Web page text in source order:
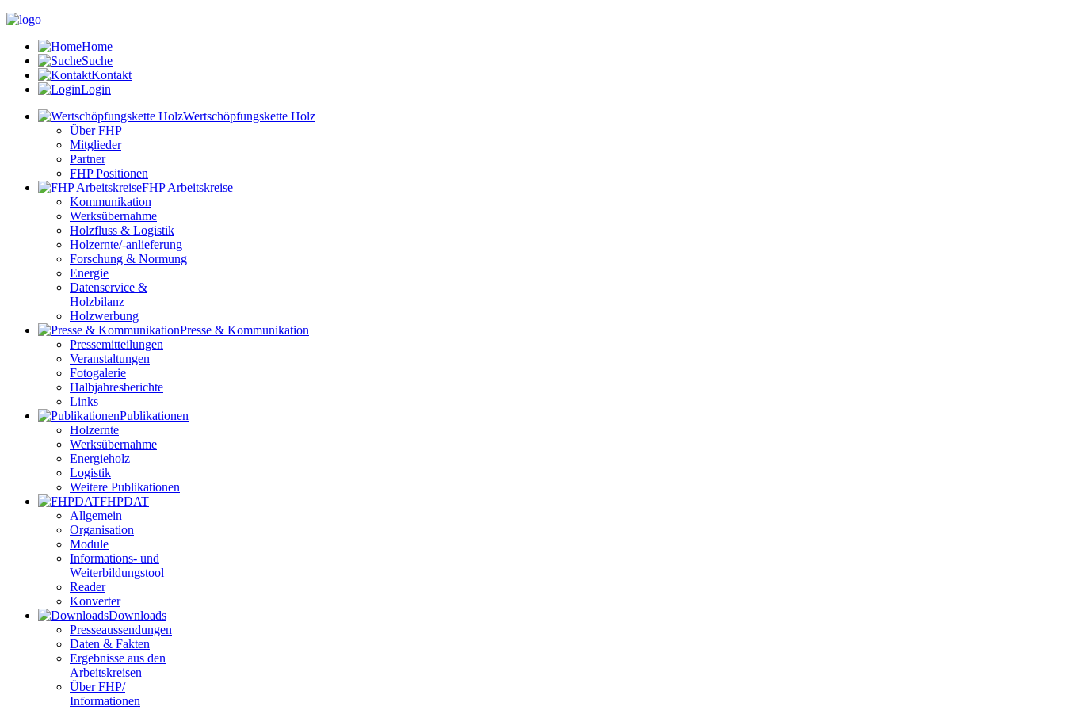
Home
Suche
Kontakt
Login
Wertschöpfungskette Holz
Über FHP
Mitglieder
Partner
FHP Positionen
FHP Arbeitskreise
Kommunikation
Werksübernahme
Holzfluss & Logistik
Holzernte/-anlieferung
Forschung & Normung
Energie
Datenservice &
Holzbilanz
Holzwerbung
Presse & Kommunikation
Pressemitteilungen
Veranstaltungen
Fotogalerie
Halbjahresberichte
Links
Publikationen
Holzernte
Werksübernahme
Energieholz
Logistik
Weitere Publikationen
FHPDAT
Allgemein
Organisation
Module
Informations- und
Weiterbildungstool
Reader
Konverter
Downloads
Presseaussendungen
Daten & Fakten
Ergebnisse aus den
Arbeitskreisen
Über FHP/
Informationen